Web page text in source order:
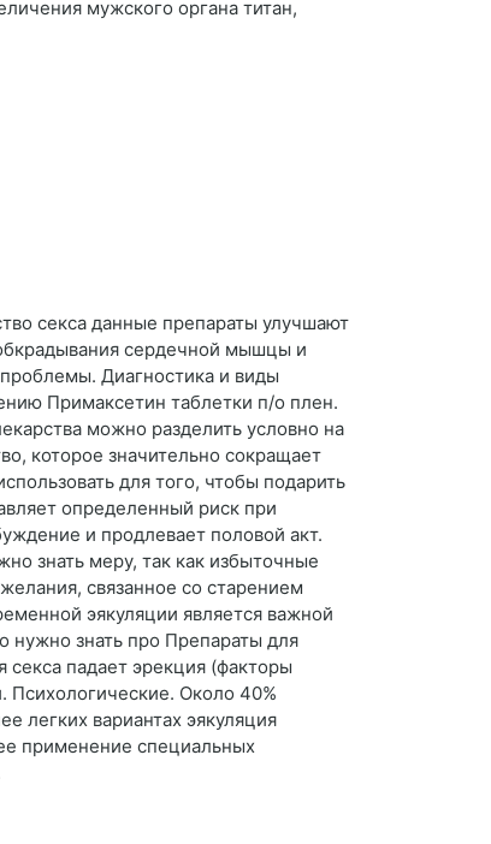
мужского органа титан,
секса данные препараты улучшают
сердечной мышцы и
Диагностика и виды
Примаксетин таблетки п/о плен.
можно разделить условно на
которое значительно сокращает
для того, чтобы подарить
определенный риск при
и продлевает половой акт.
знать меру, так как избыточные
связанное со старением
эякуляции является важной
знать про Препараты для
падает эрекция (факторы
Психологические. Около 40%
легких вариантах эякуляция
применение специальных